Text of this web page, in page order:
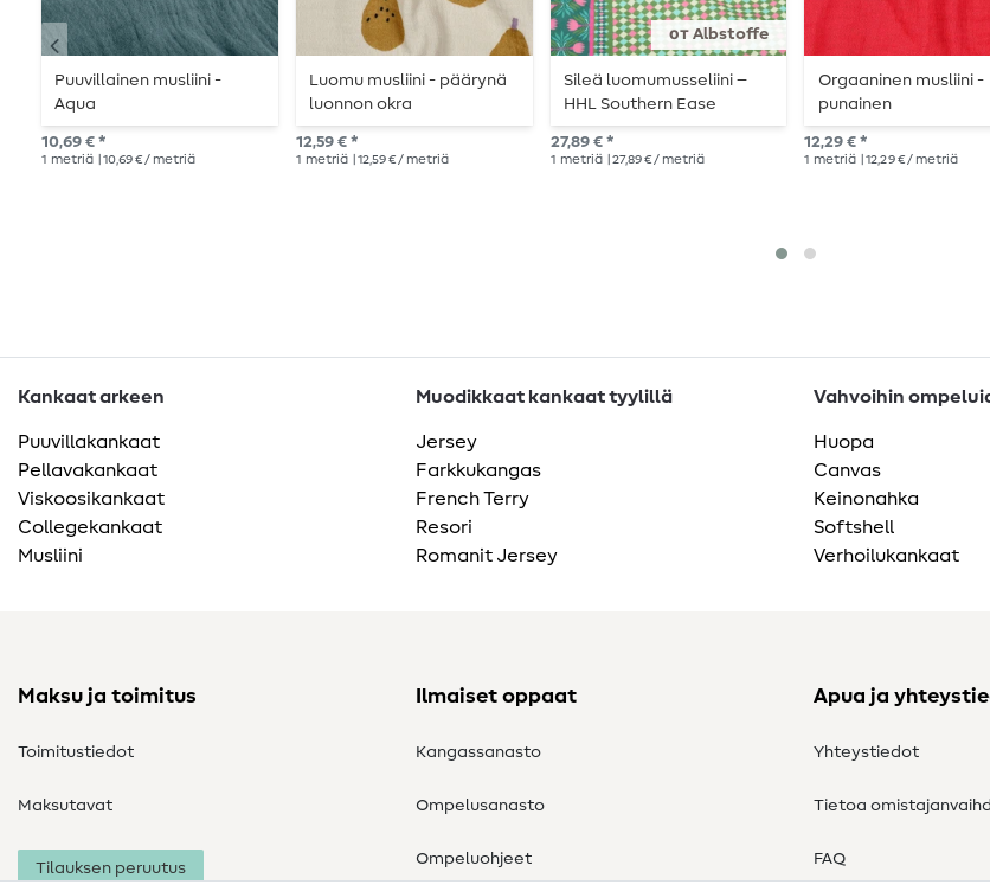
Puuvillainen musliini -
Aqua
10,69 € *
1 metriä | 10,69 € / metriä
Luomu musliini - päärynä
luonnon okra
12,59 € *
1 metriä | 12,59 € / metriä
от Albstoffe
Sileä luomumusseliini –
HHL Southern Ease
Woven vaaleanvihreä
27,89 € *
1 metriä | 27,89 € / metriä
Orgaaninen musliini -
punainen
12,29 € *
1 metriä | 12,29 € / metriä
Kankaat arkeen
Puuvillakankaat
Pellavakankaat
Viskoosikankaat
Collegekankaat
Musliini
Muodikkaat kankaat tyylillä
Jersey
Farkkukangas
French Terry
Resori
Romanit Jersey
Vahvoihin
Huopa
Canvas
Keinonahka
Softshell
Verhoilukankaat
Maksu ja toimitus
Toimitustiedot
Maksutavat
Tilauksen peruutus
Ilmaiset oppaat
Kangassanasto
Ompelusanasto
Ompeluohjeet
Apua ja
Yhteystiedot
Tietoa
FAQ